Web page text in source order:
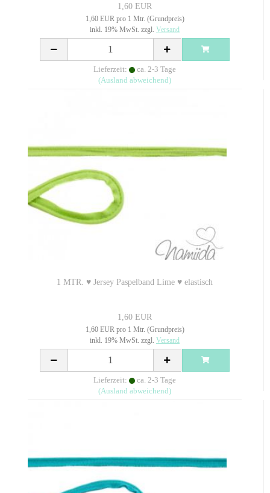
1,60 EUR
1,60 EUR pro 1 Mtr. (Grundpreis)
inkl. 19% MwSt. zzgl. Versand
Lieferzeit:
ca. 2-3 Tage
(Ausland abweichend)
1 MTR. ♥ Jersey Paspelband Lime ♥ elastisch
1,60 EUR
1,60 EUR pro 1 Mtr. (Grundpreis)
inkl. 19% MwSt. zzgl. Versand
Lieferzeit:
ca. 2-3 Tage
(Ausland abweichend)